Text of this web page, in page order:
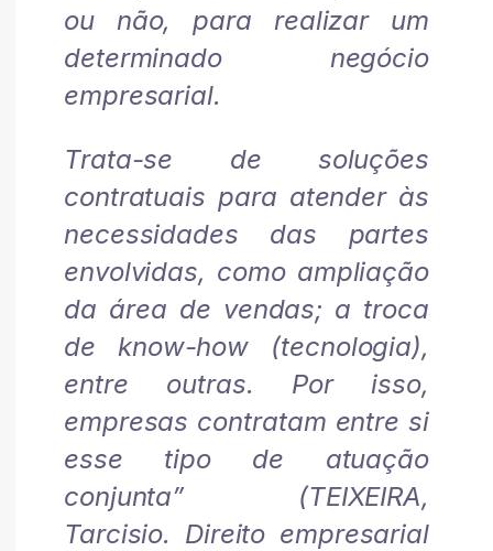
ou não, para realizar um
determinado negócio
empresarial.
Trata-se de soluções
contratuais para atender às
necessidades das partes
envolvidas, como ampliação
da área de vendas; a troca
de know-how (tecnologia),
entre outras. Por isso,
empresas contratam entre si
esse tipo de atuação
conjunta” (TEIXEIRA,
Tarcisio. Direito empresarial